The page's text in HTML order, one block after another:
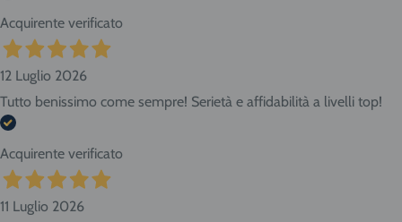
Acquirente verificato
12 Luglio 2026
Tutto benissimo come sempre! Serietà e affidabilità a livelli top!
Acquirente verificato
11 Luglio 2026